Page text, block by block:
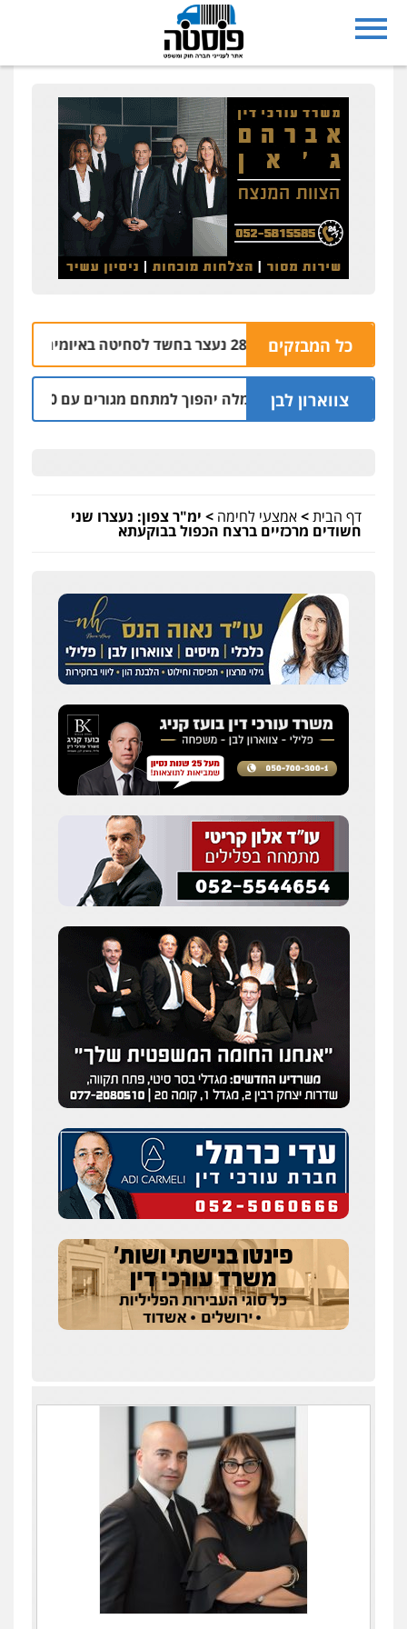
כל המבזקים
נצרת: בן 28 נעצר בחשד לסחיטה באיומים מטלפון שאינו שלו
צווארון לבן
התעשייה ברמלה יהפוך למתחם מגורים עם 1,700 יחידות דיור
דף הבית>אמצעי לחימה > ימ"ר צפון: נעצרו שני
חשודים מרכזיים ברצח הכפול בבוקעתא
גיא זהבי משרד עורכי דין
פלילי משפחה
503456449
עו"ד איהאב ג'לג'ולי
פלילי מעצרים וחקירות עורכי דין לענייני
אסירים